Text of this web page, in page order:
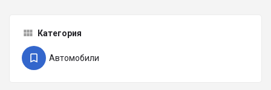
Категория
Автомобили